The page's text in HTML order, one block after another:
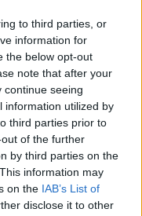
to third parties, or
information for
the below opt-out
note that after your
continue seeing
information utilized by
third parties prior to
of the further
by third parties on the
information may
on the IAB’s List of
disclose it to other